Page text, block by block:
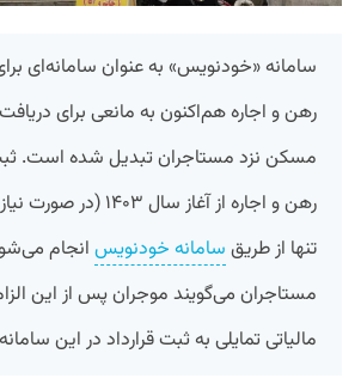
سامانه «خودنویس» به عنوان سامانه‌‌ای
رهن و اجاره هم‌اکنون به مانعی برای
مسکن نزد مستاجران تبدیل شده است.
رهن و اجاره از آغاز سال
تنها از طریق سامانه خودنویس انجام
مستاجران می‌گویند موجران پس از این
مالیاتی تمایلی به ثبت قرارداد در این